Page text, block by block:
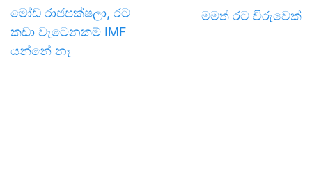
මෝඩ රාජපක්ෂලා, රට
කඩා වැටෙනකම් IMF
යන්නේ නෑ
මමත් රට විරුවෙක්